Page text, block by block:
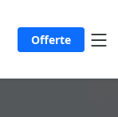
Offerte